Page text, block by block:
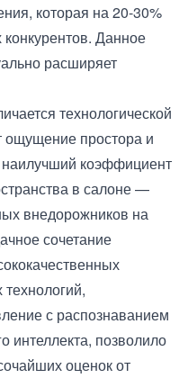
которая на 20-30%
Данное
расширяет
технологической
ощущение простора и
коэффициент
в салоне —
внедорожников на
сочетание
с распознаванием
интеллекта, позволило
оценок от